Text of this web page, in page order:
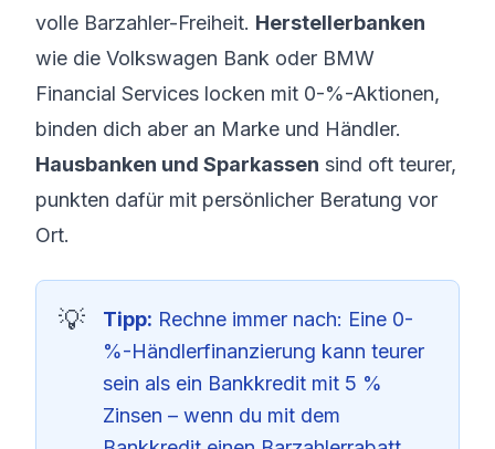
volle Barzahler-Freiheit. Herstellerbanken
wie die Volkswagen Bank oder BMW
Financial Services locken mit 0-%-Aktionen,
binden dich aber an Marke und Händler.
Hausbanken und Sparkassen sind oft teurer,
punkten dafür mit persönlicher Beratung vor
Ort.
Tipp: Rechne immer nach: Eine 0-
%-Händlerfinanzierung kann teurer
sein als ein Bankkredit mit 5 %
Zinsen – wenn du mit dem